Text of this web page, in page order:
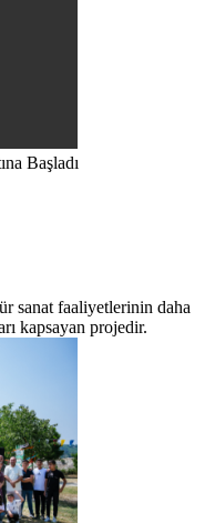
Başladı
sanat faaliyetlerinin daha
kapsayan projedir.